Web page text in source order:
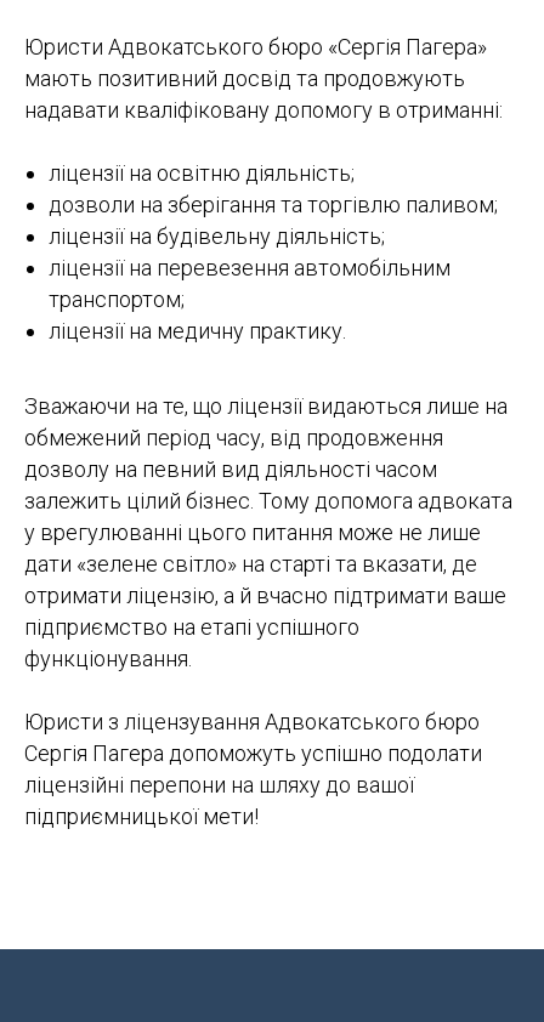
Юристи Адвокатського бюро «Сергія Пагера»
мають позитивний досвід та продовжують
надавати кваліфіковану допомогу в отриманні:
ліцензії на освітню діяльність;
дозволи на зберігання та торгівлю паливом;
ліцензії на будівельну діяльність;
ліцензії на перевезення автомобільним
транспортом;
ліцензії на медичну практику.
Зважаючи на те, що ліцензії видаються лише на
обмежений період часу, від продовження
дозволу на певний вид діяльності часом
залежить цілий бізнес. Тому допомога адвоката
у врегулюванні цього питання може не лише
дати «зелене світло» на старті та вказати, де
отримати ліцензію, а й вчасно підтримати ваше
підприємство на етапі успішного
функціонування.
Юристи з ліцензування Адвокатського бюро
Сергія Пагера допоможуть успішно подолати
ліцензійні перепони на шляху до вашої
підприємницької мети!